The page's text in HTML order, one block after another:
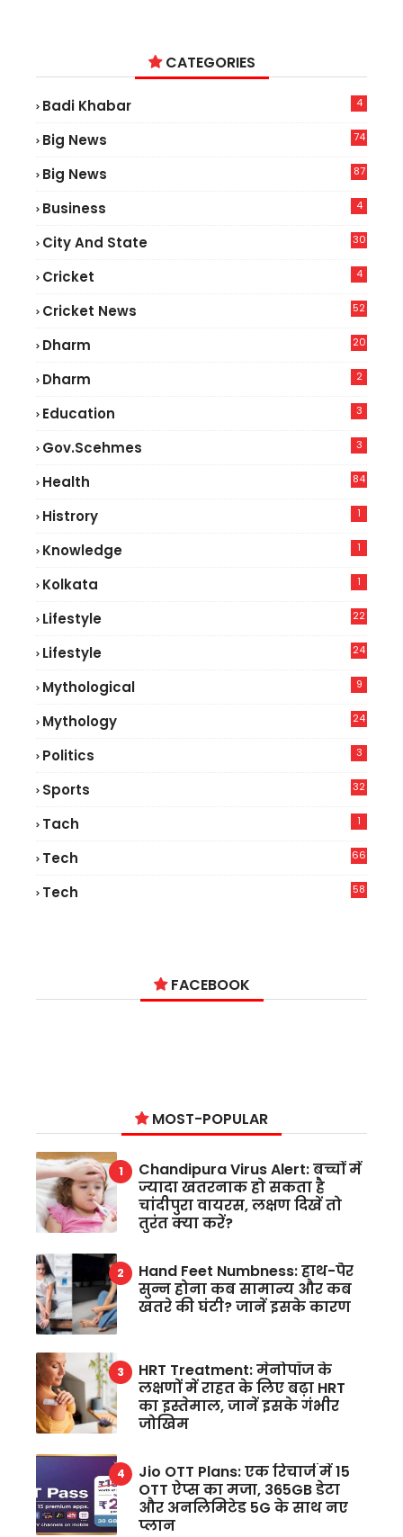
CATEGORIES
Badi Khabar 4
Big News
74
Big News
87
Business 4
City And State 30
Cricket 4
Cricket News
52
Dharm 20
Dharm 2
Education 3
Gov.scehmes 3
Health
84
Histrory 1
Knowledge 1
Kolkata 1
Lifestyle
22
Lifestyle
24
Mythological 9
Mythology 24
Politics 3
Sports 32
Tach 1
Tech
66
Tech
58
FACEBOOK
MOST-POPULAR
Chandipura Virus Alert: बच्चों में
ज्यादा खतरनाक हो सकता है
चांदीपुरा वायरस, लक्षण दिखें तो
तुरंत क्या करें?
Hand Feet Numbness: हाथ-पैर
सुन्न होना कब सामान्य और कब
खतरे की घंटी? जानें इसके कारण
HRT Treatment: मेनोपॉज के
लक्षणों में राहत के लिए बढ़ा HRT
का इस्तेमाल, जानें इसके गंभीर
जोखिम
Jio OTT Plans: एक रिचार्ज में 15
OTT ऐप्स का मजा, 365GB डेटा
और अनलिमिटेड 5G के साथ नए
प्लान